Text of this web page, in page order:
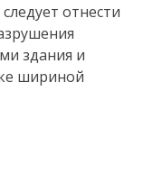
отнести
здания и
шириной